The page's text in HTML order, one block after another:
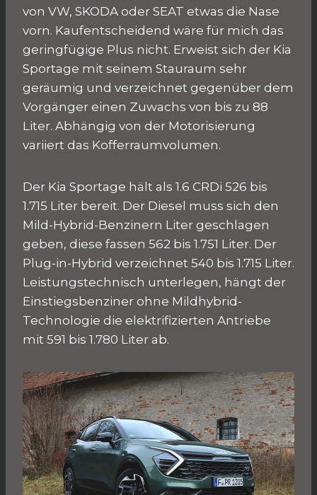
von VW, SKODA oder SEAT etwas die Nase
vorn. Kaufentscheidend wäre für mich das
geringfügige Plus nicht. Erweist sich der Kia
Sportage mit seinem Stauraum sehr
geräumig und verzeichnet gegenüber dem
Vorgänger einen Zuwachs von bis zu 88
Liter. Abhängig von der Motorisierung
variiert das Kofferraumvolumen.
Der Kia Sportage hält als 1.6 CRDi 526 bis
1.715 Liter bereit. Der Diesel muss sich den
Mild-Hybrid-Benzinern Liter geschlagen
geben, diese fassen 562 bis 1.751 Liter. Der
Plug-in-Hybrid verzeichnet 540 bis 1.715 Liter.
Leistungstechnisch unterlegen, hängt der
Einstiegsbenziner ohne Mildhybrid-
Technologie die elektrifizierten Antriebe
mit 591 bis 1.780 Liter ab.